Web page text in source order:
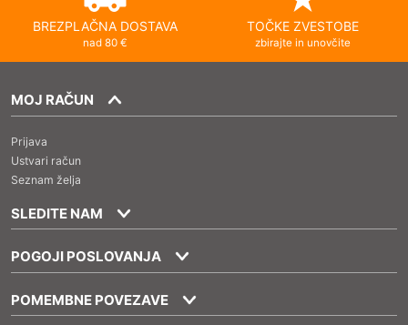
BREZPLAČNA DOSTAVA
nad 80 €
TOČKE ZVESTOBE
zbirajte in unovčite
MOJ RAČUN
Prijava
Ustvari račun
Seznam želja
SLEDITE NAM
POGOJI POSLOVANJA
POMEMBNE POVEZAVE